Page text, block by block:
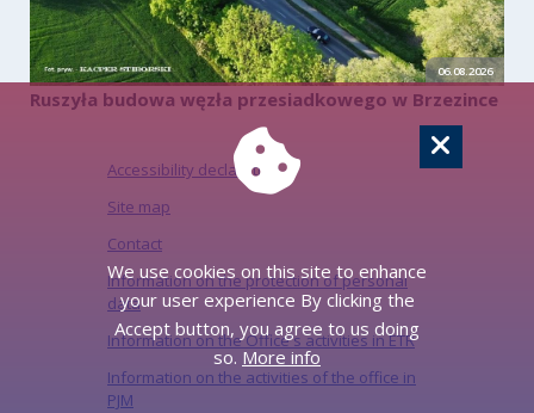
06.08.2026
Ruszyła budowa węzła przesiadkowego w Brzezince
Accessibility declaration
Site map
Contact
Information on the protection of personal
data
Information on the Office's activities in ETR
Information on the activities of the office in
PJM
We use cookies on this site to enhance
your user experience By clicking the
Accept button, you agree to us doing
so. More info